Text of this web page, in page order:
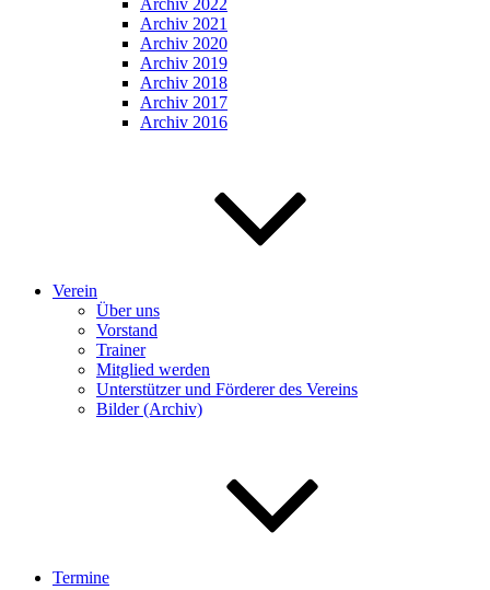
Archiv 2022
Archiv 2021
Archiv 2020
Archiv 2019
Archiv 2018
Archiv 2017
Archiv 2016
Verein
Über uns
Vorstand
Trainer
Mitglied werden
Unterstützer und Förderer des Vereins
Bilder (Archiv)
Termine